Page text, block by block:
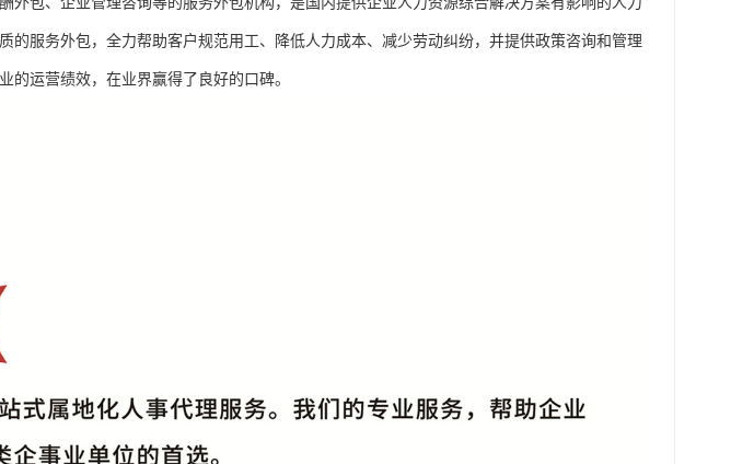
的服务外包，全力帮助客户规范用工、降低人力成本、减少劳动纠纷，并提供政策咨询和管理
的运营绩效，在业界赢得了良好的口碑。